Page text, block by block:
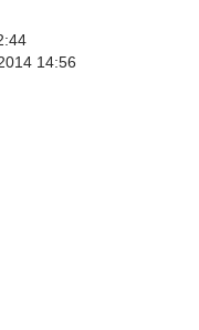
14:56